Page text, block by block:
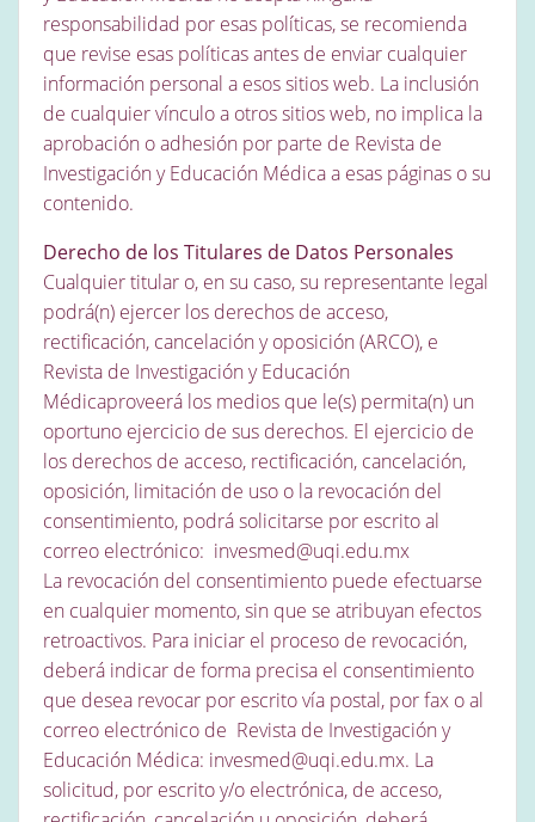
responsabilidad por esas políticas, se recomienda
que revise esas políticas antes de enviar cualquier
información personal a esos sitios web. La inclusión
de cualquier vínculo a otros sitios web, no implica la
aprobación o adhesión por parte de Revista de
Investigación y Educación Médica a esas páginas o su
contenido.
Derecho de los Titulares de Datos Personales
Cualquier titular o, en su caso, su representante legal
podrá(n) ejercer los derechos de acceso,
rectificación, cancelación y oposición (ARCO), e
Revista de Investigación y Educación
Médicaproveerá los medios que le(s) permita(n) un
oportuno ejercicio de sus derechos. El ejercicio de
los derechos de acceso, rectificación, cancelación,
oposición, limitación de uso o la revocación del
consentimiento, podrá solicitarse por escrito al
correo electrónico: invesmed@uqi.edu.mx
La revocación del consentimiento puede efectuarse
en cualquier momento, sin que se atribuyan efectos
retroactivos. Para iniciar el proceso de revocación,
deberá indicar de forma precisa el consentimiento
que desea revocar por escrito vía postal, por fax o al
correo electrónico de Revista de Investigación y
Educación Médica: invesmed@uqi.edu.mx. La
solicitud, por escrito y/o electrónica, de acceso,